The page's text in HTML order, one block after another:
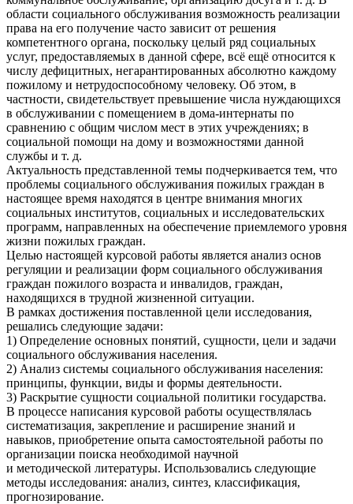
области социального обслуживания возможность реализации
права на его получение часто зависит от решения
компетентного органа, поскольку целый ряд социальных
услуг, предоставляемых в данной сфере, всё ещё относится к
числу дефицитных, негарантированных абсолютно каждому
пожилому и нетрудоспособному человеку. Об этом, в
частности, свидетельствует превышение числа нуждающихся
в обслуживании с помещением в дома-интернаты по
сравнению с общим числом мест в этих учреждениях; в
социальной помощи на дому и возможностями данной
службы и т. д.
Актуальность представленной темы подчеркивается тем, что
проблемы социального обслуживания пожилых граждан в
настоящее время находятся в центре внимания многих
социальных институтов, социальных и исследовательских
программ, направленных на обеспечение приемлемого уровня
жизни пожилых граждан.
Целью настоящей курсовой работы является анализ основ
регуляции и реализации форм социального обслуживания
граждан пожилого возраста и инвалидов, граждан,
находящихся в трудной жизненной ситуации.
В рамках достижения поставленной цели исследования,
решались следующие задачи:
1) Определение основных понятий, сущности, цели и задачи
социального обслуживания населения.
2) Анализ системы социального обслуживания населения:
принципы, функции, виды и формы деятельности.
3) Раскрытие сущности социальной политики государства.
В процессе написания курсовой работы осуществлялась
систематизация, закрепление и расширение знаний и
навыков, приобретение опыта самостоятельной работы по
организации поиска необходимой научной
и методической литературы. Использовались следующие
методы исследования: анализ, синтез, классификация,
прогнозирование.